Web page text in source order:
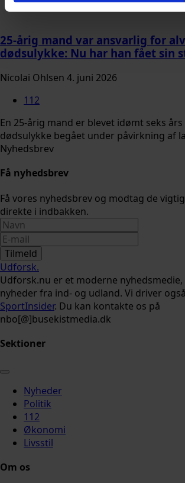
25-årig mand var ansvarlig for
dødsulykke: Nu har han fået sin
Nicolai Ohlsen 4. juni 2026
112
En 25-årig mand er blevet idømt seks
dødsulykke begået under påvirkning af
Nyhedsbrev
Få nyhedsbrev
Få vores nyhedsbrev og modtag de
direkte i indbakken.
Tilmeld
Udforsk.
Udforsk.nu er et moderne
nyheder fra ind- og udland. Vi driver
SportInsider. Du kan kontakte os på
nbo[@]busekistmedia.dk
Sektioner
Nyheder
Politik
112
Økonomi
Livsstil
Om os